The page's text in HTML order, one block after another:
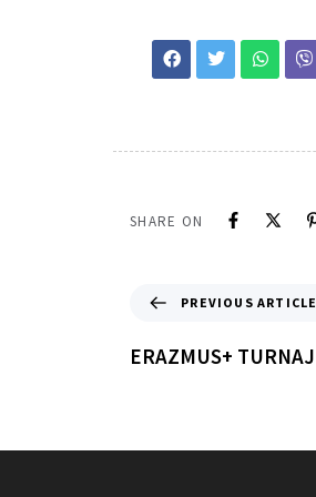
SHARE ON
PREVIOUS ARTICLE
ERAZMUS+ TURNAJ